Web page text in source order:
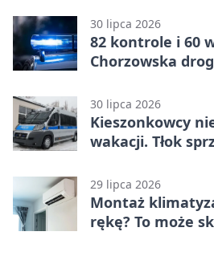
30 lipca 2026
82 kontrole i 60
Chorzowska
30 lipca 2026
Kieszonkowcy
wakacji. Tłok
29 lipca 2026
Montaż
rękę? To może